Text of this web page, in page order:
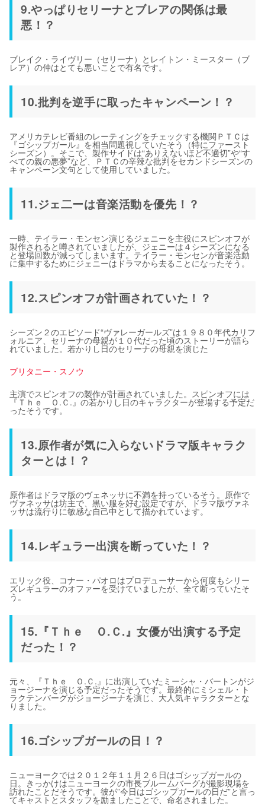
9.やっぱりセリーナとブレアの関係は最
悪！？
ブレイク・ライヴリー（セリーナ）とレイトン・ミースター（ブ
レア）の仲はとても悪いことで有名です。
10.批判を逆手に取ったキャンペーン！？
アメリカテレビ番組のレーティングをチェックする機関ＰＴＣは
『ゴシップガール』を相当問題視していたそう（特にファースト
シーズン）。そこで、製作サイドは“ありえないほど不適切”や“す
べての親の悪夢”など、ＰＴＣの辛辣な批判をセカンドシーズンの
キャンペーン文句として使用していました。
11.ジェ二ーは音楽活動を優先！？
一時、テイラー・モンセン演じるジェニーを主役にスピンオフが
製作されると噂されていましたが、ジェニーは４シーズンになる
と登場回数が減ってしまいます。テイラー・モンセンが音楽活動
に集中するためにジェニーはドラマから去ることになったそう。
12.スピンオフが計画されていた！？
シーズン２のエピソード“ヴァレーガールズ”は１９８０年代カリフ
ォルニア、セリーナの母親が１０代だった頃のストーリーが語ら
れていました。若かりし日のセリーナの母親を演じた
ブリタニー・スノウ
主演でスピンオフの製作が計画されていました。スピンオフには
『Ｔｈｅ Ｏ.Ｃ.』の若かりし日のキャラクターが登場する予定だ
ったそうです。
13.原作者が気に入らないドラマ版キャラク
ターとは！？
原作者はドラマ版のヴェネッサに不満を持っているそう。原作で
ヴァネッサは坊主で、黒い服を好む設定ですが、ドラマ版ヴァネ
ッサは流行りに敏感な自己中として描かれています。
14.レギュラー出演を断っていた！？
エリック役、コナー・パオロはプロデューサーから何度もシリー
ズレギュラーのオファーを受けていましたが、全て断っていたそ
う。
15.『Ｔｈｅ Ｏ.Ｃ.』女優が出演する予定
だった！？
元々、『Ｔｈｅ Ｏ.Ｃ.』に出演していたミーシャ・バートンがジ
ョージーナを演じる予定だったそうです。最終的にミシェル・ト
ラクテンバーグがジョージーナを演じ、大人気キャラクターとな
りました。
16.ゴシップガールの日！？
ニューヨークでは２０１２年１１月２６日はゴシップガールの
日。きっかけはニューヨークの市長ブルームバーグが撮影現場を
訪れたことだそうです。彼が”今日はゴシップガールの日だ”と言っ
てキャストとスタッフを励ましたことで、命名されました。